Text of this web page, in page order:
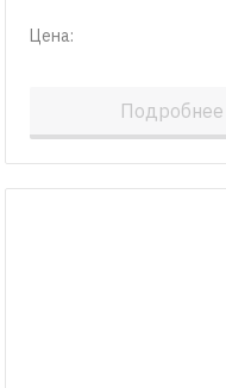
Цена:
Подробнее